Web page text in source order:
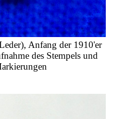
Anfang der 1910'er
des Stempels und